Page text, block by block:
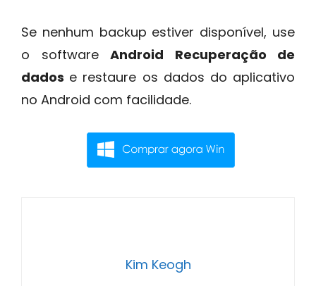
Se nenhum backup estiver disponível, use
o software Android Recuperação de
dados e restaure os dados do aplicativo
no Android com facilidade.
Kim Keogh